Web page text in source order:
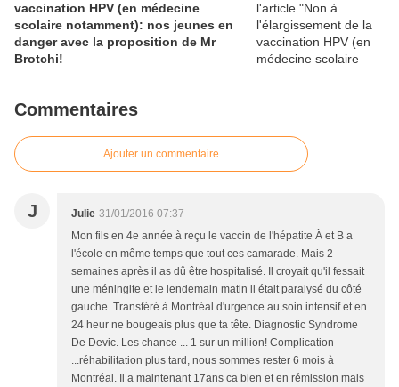
vaccination HPV (en médecine
scolaire notamment): nos jeunes en
danger avec la proposition de Mr
Brotchi!
Commentaires
Ajouter un commentaire
J Julie 31/01/2016 07:37
Mon fils en 4e année à reçu le vaccin de l'hépatite À et B a
l'école en même temps que tout ces camarade. Mais 2
semaines après il as dû être hospitalisé. Il croyait qu'il fessait
une méningite et le lendemain matin il était paralysé du côté
gauche. Transféré à Montréal d'urgence au soin intensif et en
24 heur ne bougeais plus que ta tête. Diagnostic Syndrome
De Devic. Les chance ... 1 sur un million! Complication
...réhabilitation plus tard, nous sommes rester 6 mois à
Montréal. Il a maintenant 17ans ca bien et en rémission mais